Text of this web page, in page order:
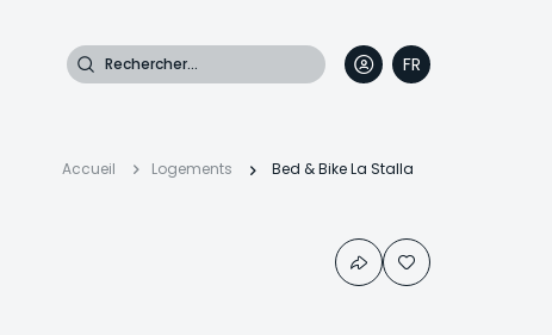
Rechercher
FR
IT
EN
DE
Fil
Accueil Logements Bed & Bike La Stalla